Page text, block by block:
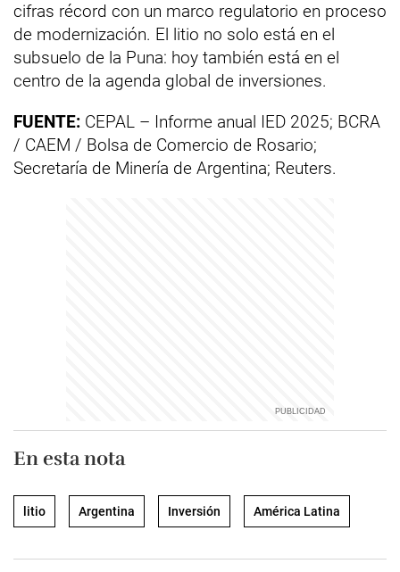
cifras récord con un marco regulatorio en proceso
de modernización. El litio no solo está en el
subsuelo de la Puna: hoy también está en el
centro de la agenda global de inversiones.
FUENTE: CEPAL – Informe anual IED 2025; BCRA
/ CAEM / Bolsa de Comercio de Rosario;
Secretaría de Minería de Argentina; Reuters.
En esta nota
litio Argentina Inversión América Latina